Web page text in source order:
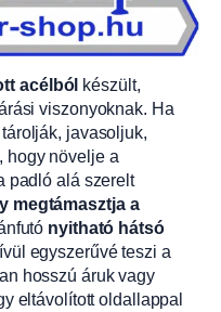
acélból készült,
viszonyoknak. Ha
javasoljuk,
hogy növelje a
padló alá szerelt
megtámasztja a
nyitható hátsó
egyszerűvé teszi a
hosszú áruk vagy
eltávolított oldallappal